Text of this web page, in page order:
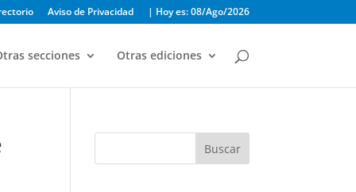
Aviso de Privacidad | Hoy es: 08/Ago/2026
secciones Otras ediciones
Buscar